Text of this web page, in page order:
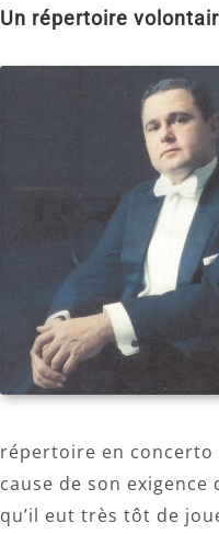
Un répertoire
répertoire en concerto
cause de son
qu’il eut très tôt de